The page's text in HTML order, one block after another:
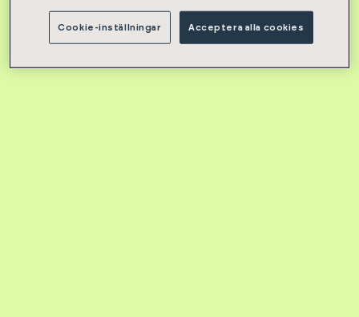
Cookie-inställningar Acceptera alla cookies